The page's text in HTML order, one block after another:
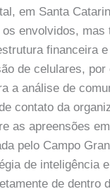
em Santa
envolvidos, mas
financeira
de celulares, por
a análise de
contato da
as apreensões
pelo Campo
de inteligência
de dentro